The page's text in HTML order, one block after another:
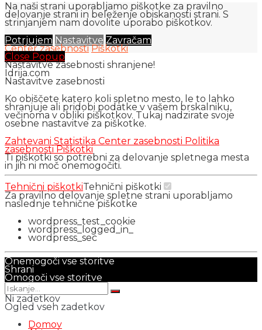
Na naši strani uporabljamo piškotke za pravilno
delovanje strani in beleženje obiskanosti strani. S
strinjanjem nam dovolite uporabo piškotkov.
Potrjujem Nastavitve Zavračam
Center zasebnosti Piškotki
Close Popup
Nastavitve zasebnosti shranjene!
Idrija.com
Nastavitve zasebnosti
Ko obiščete katero koli spletno mesto, le to lahko
shranjuje ali pridobi podatke v vašem brskalniku,
večinoma v obliki piškotkov. Tukaj nadzirate svoje
osebne nastavitve za piškotke.
Zahtevani Statistika Center zasebnosti Politika
zasebnostiPiškotki
Ti piškotki so potrebni za delovanje spletnega mesta
in jih ni moč onemogočiti.
Tehnični piškotkiTehnični piškotki
Za pravilno delovanje spletne strani uporabljamo
naslednje tehnične piškotke
wordpress_test_cookie
wordpress_logged_in_
wordpress_sec
Onemogoči vse storitve
Shrani
Omogoči vse storitve
Ni zadetkov
Ogled vseh zadetkov
Domov